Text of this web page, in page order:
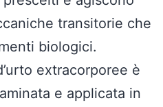
transitorie che
biologici.
extracorporee è
e applicata in